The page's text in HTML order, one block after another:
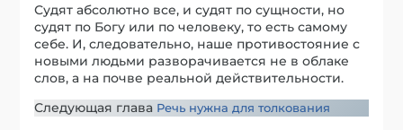
Судят абсолютно все, и судят по сущности, но
судят по Богу или по человеку, то есть самому
себе. И, следовательно, наше противостояние с
новыми людьми разворачивается не в облаке
слов, а на почве реальной действительности.
Следующая глава Речь нужна для толкования